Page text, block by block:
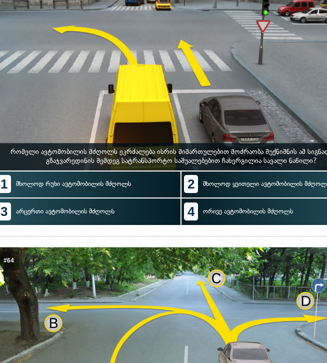
რომელი ავტომობილის მძღოლს ეკრძალება ისრის მიმართულებით მოძრაობა შუქნიშნის ამ
გზაჯვარედინის შემდეგ სატრანსპორტო საშუალებებით ჩახერგილია სავალი ნაწილი?
1 მხოლოდ რუხი ავტომობილის მძღოლს 2 მხოლოდ ყვითელი ავტომობილის
3 არცერთი ავტომობილის მძღოლს 4 ორივე ავტომობილის მძღოლს
#64